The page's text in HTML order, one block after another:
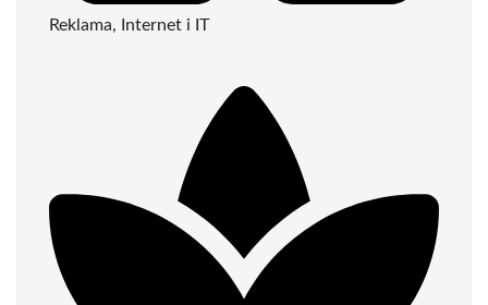
Reklama, Internet i IT